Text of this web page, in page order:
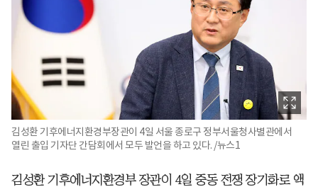
김성환 기후에너지환경부장관이 4일 서울 종로구 정부서울청사별관에서
열린 출입 기자단 간담회에서 모두 발언을 하고 있다. /뉴스1
김성환 기후에너지환경부 장관이 4일 중동 전쟁 장기화로 액